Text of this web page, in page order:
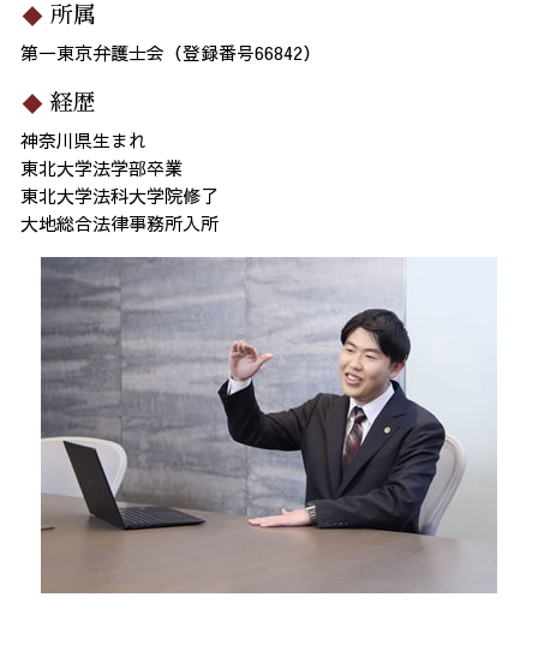
所属
第一東京弁護士会（登録番号66842）
経歴
神奈川県生まれ
東北大学法学部卒業
東北大学法科大学院修了
大地総合法律事務所入所